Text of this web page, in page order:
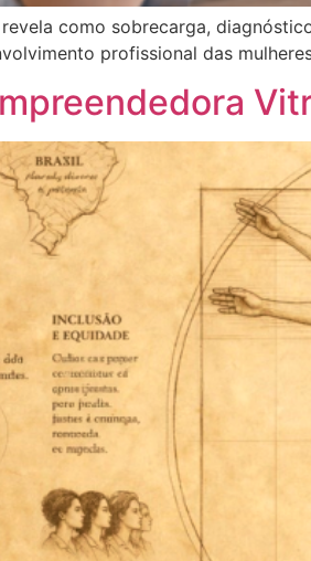
como sobrecarga,
profissional das